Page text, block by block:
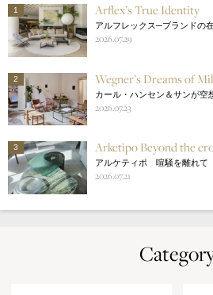
1 Arflex’s True Identity
アルフレックス─ブランドの
2026.07.29
2 Wegner’s Dreams of
カール・ハンセン＆サンが空
2026.07.23
3 Arketipo Beyond the
アルケティポ 喧騒を離れて
2026.07.21